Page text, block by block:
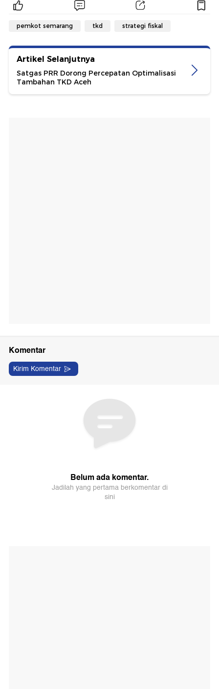
pemkot semarang tkd strategi fiskal
Artikel Selanjutnya
Satgas PRR Dorong Percepatan Optimalisasi
Tambahan TKD Aceh